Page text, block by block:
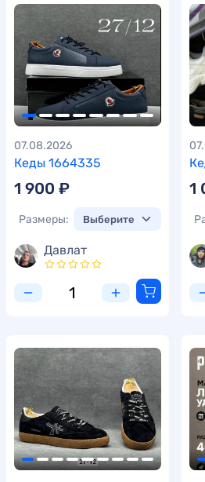
Кеды 1664335
07.08.2026
1 900 ₽
Размеры:
Давлат
1